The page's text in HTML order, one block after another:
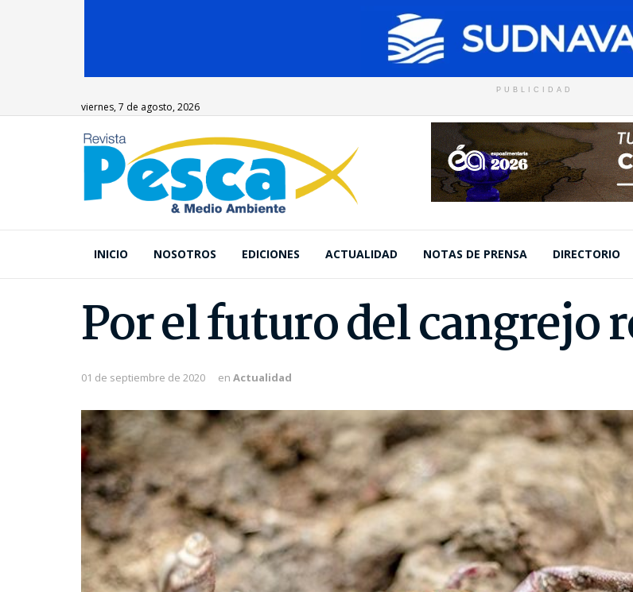
PUBLICIDAD
viernes, 7 de agosto, 2026
INICIO NOSOTROS EDICIONES ACTUALIDAD NOTAS DE PRENSA DIRECTORIO
Por el futuro del cangrejo
01 de septiembre de 2020 en Actualidad